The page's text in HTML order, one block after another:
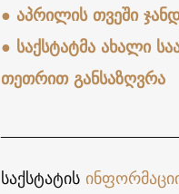
● აპრილის თვეში
● საქსტატმა ახალი
თეთრით განსაზღვრა
საქსტატის